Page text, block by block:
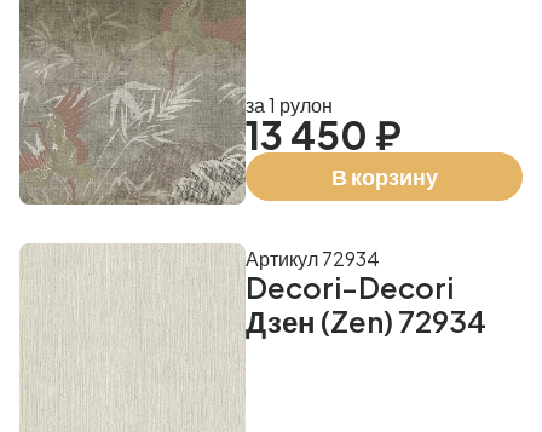
за 1 рулон
13 450 ₽
В корзину
Decori-Decori
Дзен (Zen) 72934
Артикул 72934